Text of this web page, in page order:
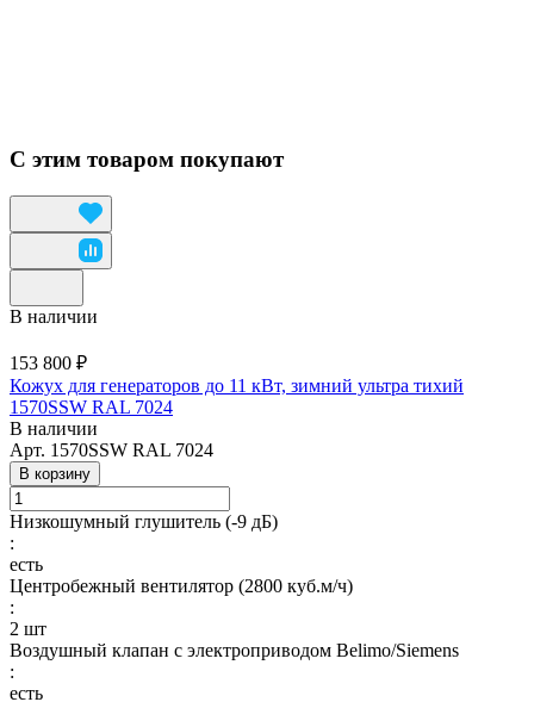
С этим товаром покупают
В наличии
153 800 ₽
Кожух для генераторов до 11 кВт, зимний ультра тихий
1570SSW RAL 7024
В наличии
Арт. 1570SSW RAL 7024
В корзину
Низкошумный глушитель (-9 дБ)
:
есть
Центробежный вентилятор (2800 куб.м/ч)
:
2 шт
Воздушный клапан с электроприводом Belimo/Siemens
:
есть